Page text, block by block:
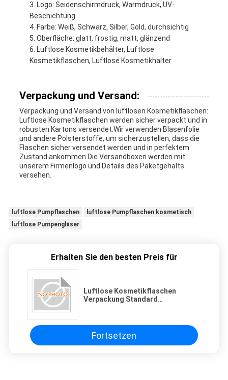
Logo: Seidenschirmdruck, Warmdruck, UV-
Beschichtung
Farbe: Weiß, Schwarz, Silber, Gold, durchsichtig
Oberfläche: glatt, frostig, matt, glänzend
Luftlose Kosmetikbehälter, Luftlose
Kosmetikflaschen, Luftlose Kosmetikhalter
Verpackung und Versand:
Verpackung und Versand von luftlosen Kosmetikflaschen:
Luftlose Kosmetikflaschen werden sicher verpackt und in
robusten Kartons versendet.Wir verwenden Blasenfolie
und andere Polsterstoffe, um sicherzustellen, dass die
Flaschen sicher versendet werden und in perfektem
Zustand ankommen.Die Versandboxen werden mit
unserem Firmenlogo und Details des Paketgehalts
versehen.
luftlose Pumpflaschen
luftlose Pumpflaschen kosmetisch
luftlose Pumpengläser
Erhalten Sie den besten Preis für
Luftlose Kosmetikflaschen
Verpackung Standard
Fortsetzen